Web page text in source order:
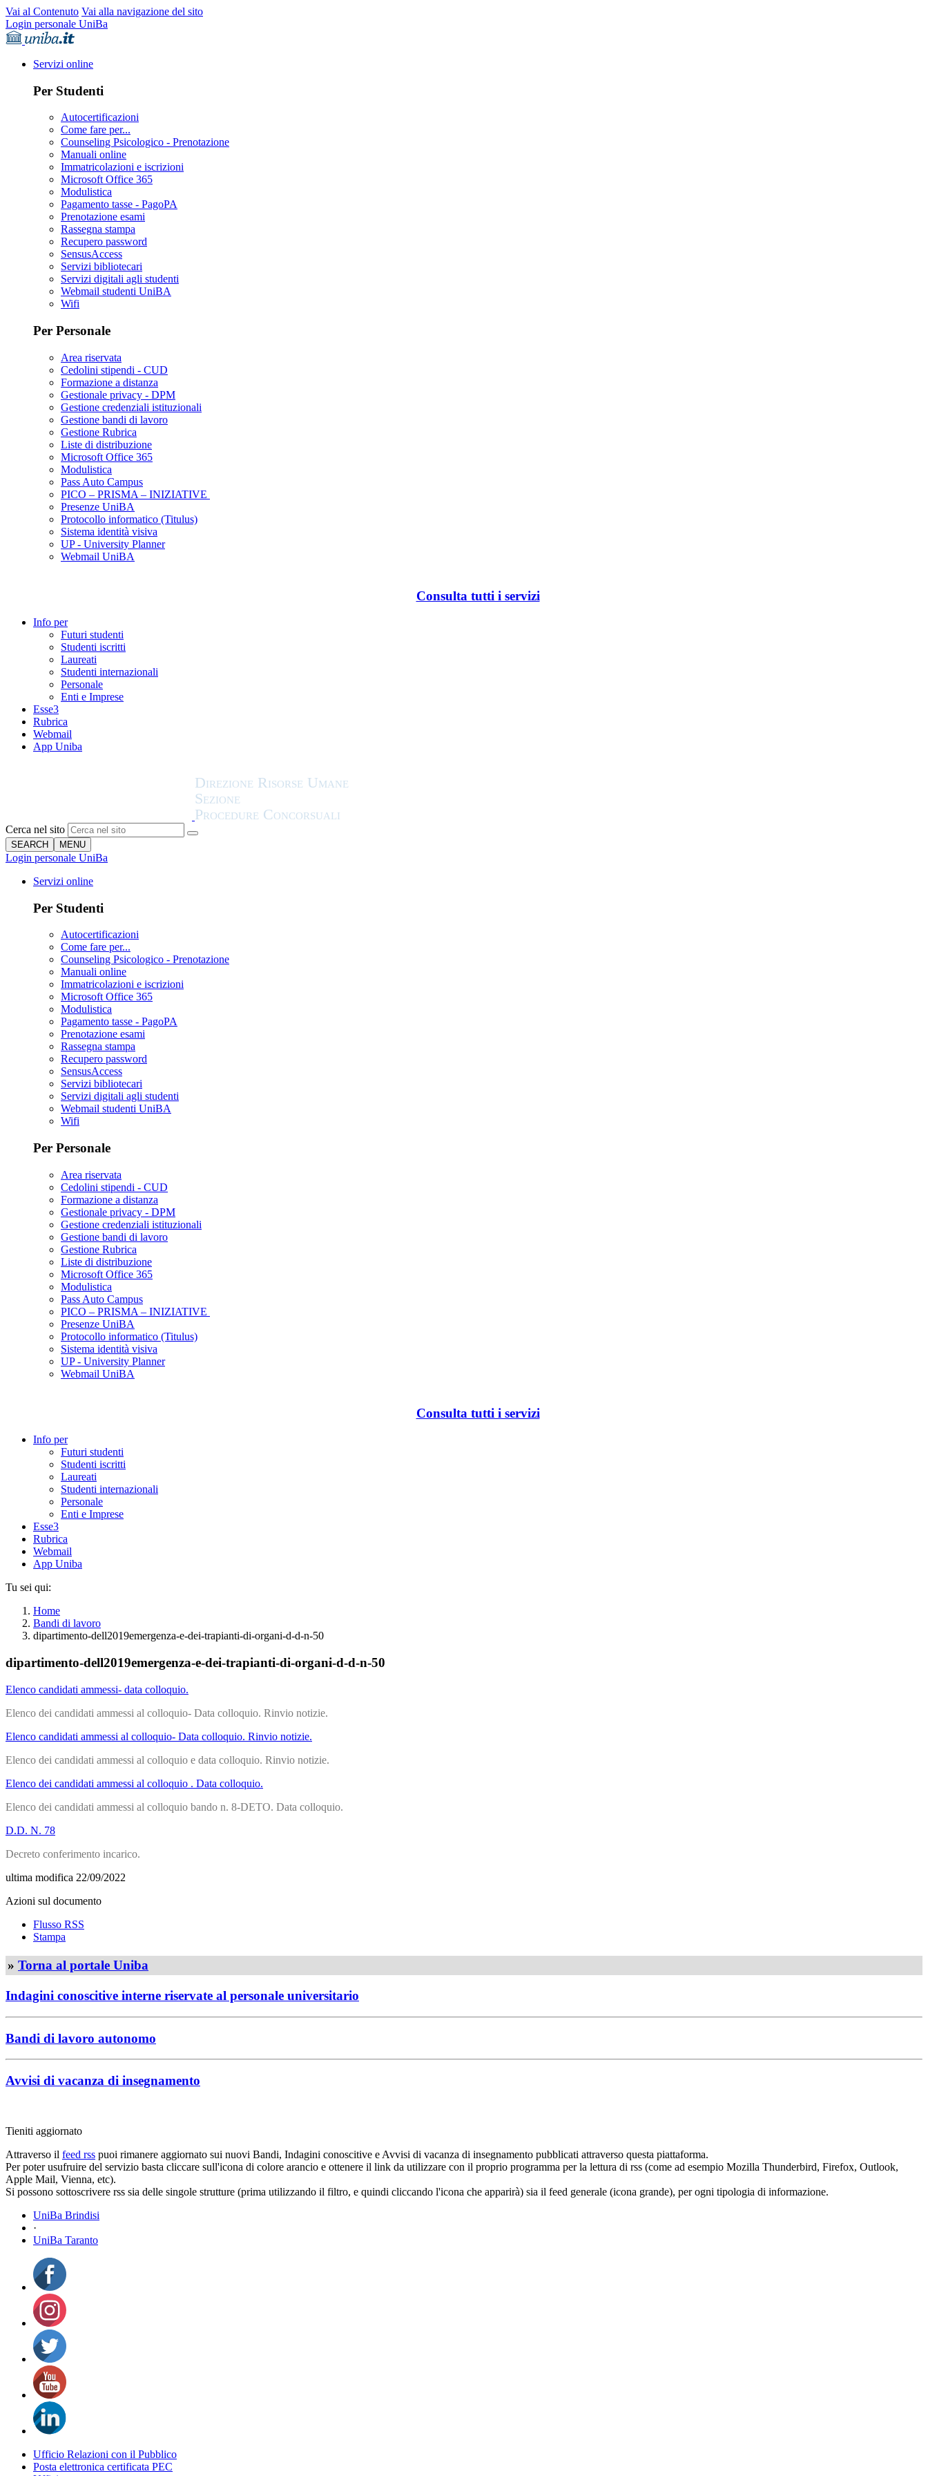
Vai al Contenuto Vai alla navigazione del sito
Login personale UniBa
Servizi online
Per Studenti
Autocertificazioni
Come fare per...
Counseling Psicologico - Prenotazione
Manuali online
Immatricolazioni e iscrizioni
Microsoft Office 365
Modulistica
Pagamento tasse - PagoPA
Prenotazione esami
Rassegna stampa
Recupero password
SensusAccess
Servizi bibliotecari
Servizi digitali agli studenti
Webmail studenti UniBA
Wifi
Per Personale
Area riservata
Cedolini stipendi - CUD
Formazione a distanza
Gestionale privacy - DPM
Gestione credenziali istituzionali
Gestione bandi di lavoro
Gestione Rubrica
Liste di distribuzione
Microsoft Office 365
Modulistica
Pass Auto Campus
PICO – PRISMA – INIZIATIVE
Presenze UniBA
Protocollo informatico (Titulus)
Sistema identità visiva
UP - University Planner
Webmail UniBA
Consulta tutti i servizi
Info per
Futuri studenti
Studenti iscritti
Laureati
Studenti internazionali
Personale
Enti e Imprese
Esse3
Rubrica
Webmail
App Uniba
Cerca nel sito
SEARCH MENU
Login personale UniBa
Servizi online
Per Studenti
Autocertificazioni
Come fare per...
Counseling Psicologico - Prenotazione
Manuali online
Immatricolazioni e iscrizioni
Microsoft Office 365
Modulistica
Pagamento tasse - PagoPA
Prenotazione esami
Rassegna stampa
Recupero password
SensusAccess
Servizi bibliotecari
Servizi digitali agli studenti
Webmail studenti UniBA
Wifi
Per Personale
Area riservata
Cedolini stipendi - CUD
Formazione a distanza
Gestionale privacy - DPM
Gestione credenziali istituzionali
Gestione bandi di lavoro
Gestione Rubrica
Liste di distribuzione
Microsoft Office 365
Modulistica
Pass Auto Campus
PICO – PRISMA – INIZIATIVE
Presenze UniBA
Protocollo informatico (Titulus)
Sistema identità visiva
UP - University Planner
Webmail UniBA
Consulta tutti i servizi
Info per
Futuri studenti
Studenti iscritti
Laureati
Studenti internazionali
Personale
Enti e Imprese
Esse3
Rubrica
Webmail
App Uniba
Tu sei qui:
Home
Bandi di lavoro
dipartimento-dell2019emergenza-e-dei-trapianti-di-organi-d-d-n-50
dipartimento-dell2019emergenza-e-dei-trapianti-di-organi-d-d-n-50
Elenco candidati ammessi- data colloquio.
Elenco dei candidati ammessi al colloquio- Data colloquio. Rinvio notizie.
Elenco candidati ammessi al colloquio- Data colloquio. Rinvio notizie.
Elenco dei candidati ammessi al colloquio e data colloquio. Rinvio notizie.
Elenco dei candidati ammessi al colloquio . Data colloquio.
Elenco dei candidati ammessi al colloquio bando n. 8-DETO. Data colloquio.
D.D. N. 78
Decreto conferimento incarico.
ultima modifica 22/09/2022
Azioni sul documento
Flusso RSS
Stampa
» Torna al portale Uniba
Indagini conoscitive interne riservate al personale universitario
Bandi di lavoro autonomo
Avvisi di vacanza di insegnamento
Tieniti aggiornato
Attraverso il feed rss puoi rimanere aggiornato sui nuovi Bandi, Indagini conoscitive e Avvisi di vacanza di insegnamento pubblicati attraverso questa piattaforma.
Per poter usufruire del servizio basta cliccare sull'icona di colore arancio e ottenere il link da utilizzare con il proprio programma per la lettura di rss (come ad esempio Mozilla Thunderbird, Firefox, Outlook,
Apple Mail, Vienna, etc).
Si possono sottoscrivere rss sia delle singole strutture (prima utilizzando il filtro, e quindi cliccando l'icona che apparirà) sia il feed generale (icona grande), per ogni tipologia di informazione.
UniBa Brindisi
·
UniBa Taranto
Ufficio Relazioni con il Pubblico
Posta elettronica certificata PEC